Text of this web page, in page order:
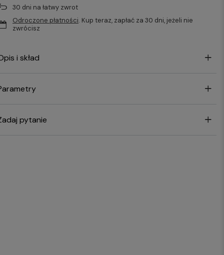
30 dni na łatwy zwrot
Odroczone płatności. Kup teraz, zapłać za 30 dni, jeżeli nie
zwrócisz
i skład
pytanie